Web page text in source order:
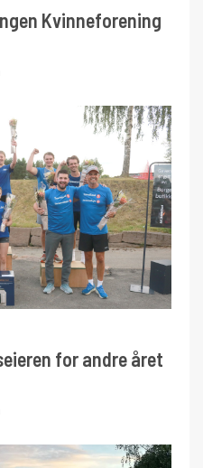
Kvinneforening
for andre året